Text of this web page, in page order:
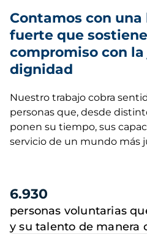
Contamos con una
fuerte que
compromiso con
dignidad
Nuestro trabajo cobra
personas que, desde
ponen su tiempo, sus
servicio de un mundo más
6.930
personas voluntarias
y su talento de manera